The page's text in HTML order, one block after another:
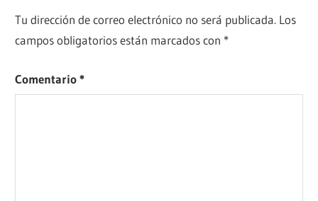
Tu dirección de correo electrónico no será publicada. Los
campos obligatorios están marcados con *
Comentario*